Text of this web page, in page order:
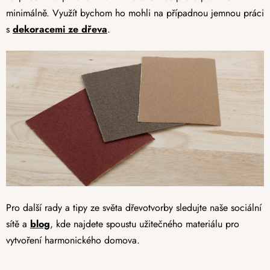
minimálně. Využít bychom ho mohli na případnou jemnou práci
s dekoracemi ze dřeva.
Pro další rady a tipy ze světa dřevotvorby sledujte naše sociální
sítě a blog, kde najdete spoustu užitečného materiálu pro
vytvoření harmonického domova.